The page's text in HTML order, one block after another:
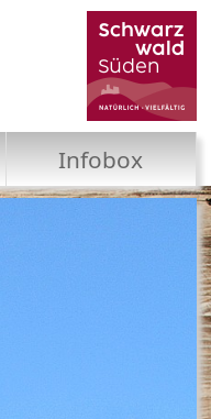
Infobox